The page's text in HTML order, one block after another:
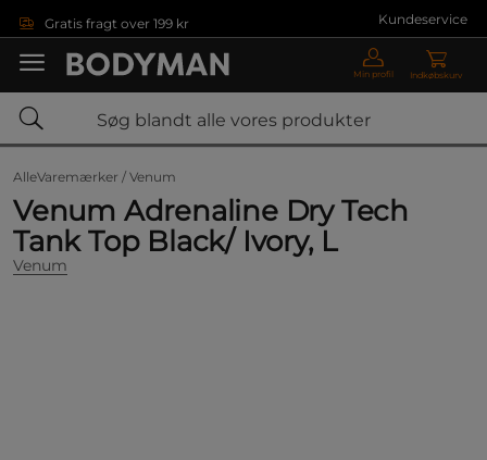
Gratis fragt over 199 kr Kundeservice
Min profil Indkøbskurv
AlleVaremærker / Venum
Venum Adrenaline Dry Tech
Tank Top Black/ Ivory, L
Venum